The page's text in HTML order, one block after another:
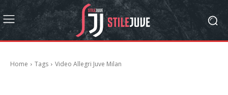
Home Tags Video Allegri Juve Milan